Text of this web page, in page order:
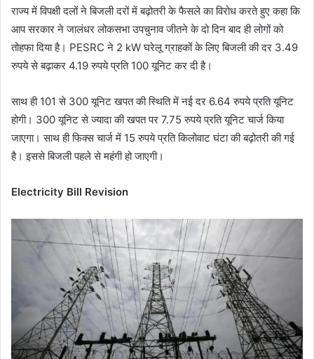
राज्य में विपक्षी दलों ने बिजली दरों में बढ़ोतरी के फैसले का विरोध करते हुए कहा कि
आप सरकार ने जालंधर लोकसभा उपचुनाव जीतने के दो दिन बाद ही लोगों को
तोहफा दिया है। PESRC ने 2 kW घरेलू ग्राहकों के लिए बिजली की दर 3.49
रुपये से बढ़ाकर 4.19 रुपये प्रति 100 यूनिट कर दी है।
साथ ही 101 से 300 यूनिट खपत की स्थिति में नई दर 6.64 रुपये प्रति यूनिट
होगी। 300 यूनिट से ज्यादा की खपत पर 7.75 रुपये प्रति यूनिट चार्ज किया
जाएगा। साथ ही फिक्स चार्ज में 15 रुपये प्रति किलोवाट घंटा की बढ़ोतरी की गई
है। इससे बिजली पहले से महंगी हो जाएगी।
Electricity Bill Revision